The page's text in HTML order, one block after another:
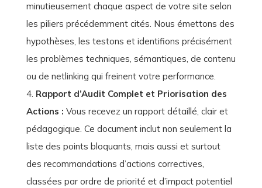
minutieusement chaque aspect de votre site selon
les piliers précédemment cités. Nous émettons des
hypothèses, les testons et identifions précisément
les problèmes techniques, sémantiques, de contenu
ou de netlinking qui freinent votre performance.
Rapport d’Audit Complet et Priorisation des
Actions : Vous recevez un rapport détaillé, clair et
pédagogique. Ce document inclut non seulement la
liste des points bloquants, mais aussi et surtout
des recommandations d’actions correctives,
classées par ordre de priorité et d’impact potentiel